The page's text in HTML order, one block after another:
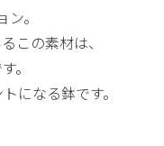
。
この素材は、
。
になる鉢です。